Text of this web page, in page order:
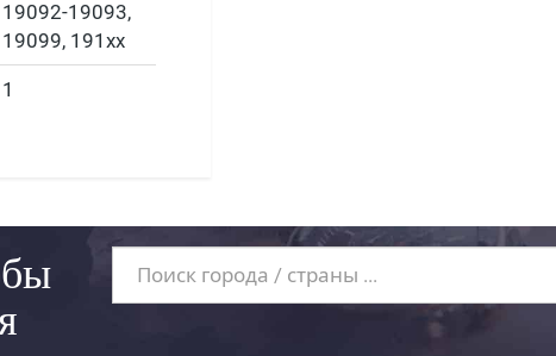
19092-19093,
19099, 191xx
1